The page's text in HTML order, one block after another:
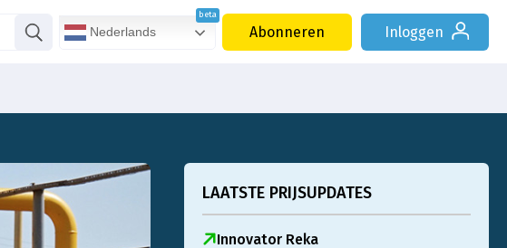
Nederlands Abonneren Inloggen
LAATSTE PRIJSUPDATES
Innovator Reka